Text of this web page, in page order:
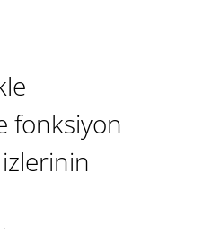
fonksiyon
izlerinin